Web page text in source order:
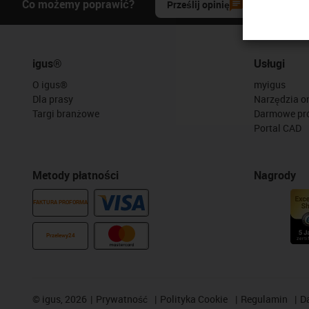
Co możemy poprawić? Prześlij opinię
igus®
O igus®
Dla prasy
Targi branżowe
Metody płatności
FAKTURA PROFORMA
Przelewy24
Usługi
myigus
Narzędzia
Darmowe
Portal CAD
Nagrody
© igus, 2026 Prywatność Polityka Cookie Regulamin